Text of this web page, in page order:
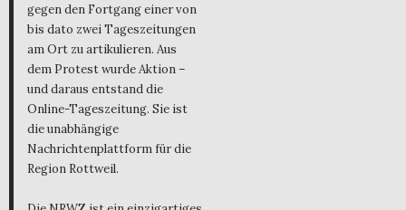
gegen den Fortgang einer von
bis dato zwei Tageszeitungen
am Ort zu artikulieren. Aus
dem Protest wurde Aktion –
und daraus entstand die
Online-Tageszeitung. Sie ist
die unabhängige
Nachrichtenplattform für die
Region Rottweil.